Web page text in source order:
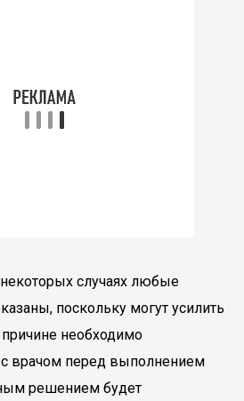
случаях любые
поскольку могут усилить
необходимо
с врачом перед выполнением
решением будет